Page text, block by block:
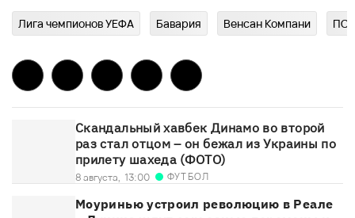
Лига чемпионов УЕФА Бавария Венсан Компани
Скандальный хавбек Динамо во второй
раз стал отцом – он бежал из Украины по
прилету шахеда (ФОТО)
8 августа, 13:00 ФУТБОЛ
Моуринью устроил революцию в Реале